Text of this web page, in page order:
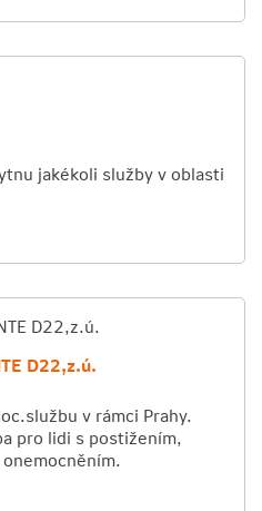
jakékoli služby v oblasti
D22,z.ú.
v rámci Prahy.
pro lidi s postižením,